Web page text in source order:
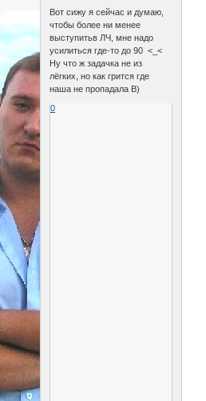
Вот сижу я сейчас и думаю,
чтобы более ни менее
выступитьв ЛЧ, мне надо
усилиться где-то до 90 <_<
Ну что ж задачка не из
лёгких, но как грится где
наша не пропадала B)
0